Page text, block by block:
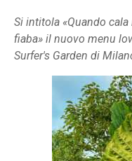
Si intitola «Quando
fiaba» il nuovo menu
Surfer's Garden di